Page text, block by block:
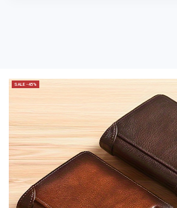
SALE -45%